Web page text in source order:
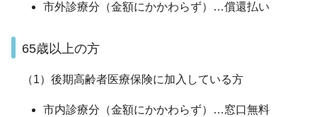
市外診療分（金額にかかわらず）…償還払い
65歳以上の方
（1）後期高齢者医療保険に加入している方
市内診療分（金額にかかわらず）…窓口無料